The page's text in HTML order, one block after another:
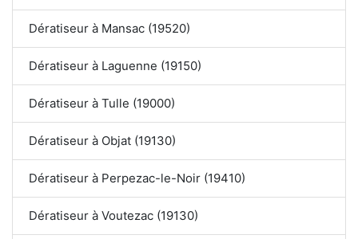
Dératiseur à Mansac (19520)
Dératiseur à Laguenne (19150)
Dératiseur à Tulle (19000)
Dératiseur à Objat (19130)
Dératiseur à Perpezac-le-Noir (19410)
Dératiseur à Voutezac (19130)